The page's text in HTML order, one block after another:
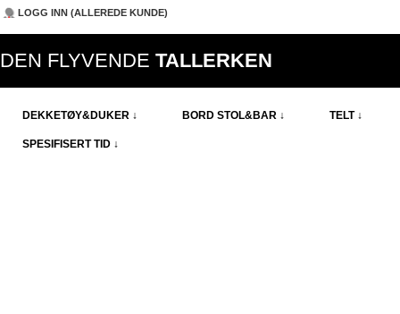
LOGG INN (ALLEREDE KUNDE)
DEN FLYVENDE TALLERKEN
DEKKETØY&DUKER ↓ BORD STOL&BAR ↓ TELT ↓
SPESIFISERT TID ↓